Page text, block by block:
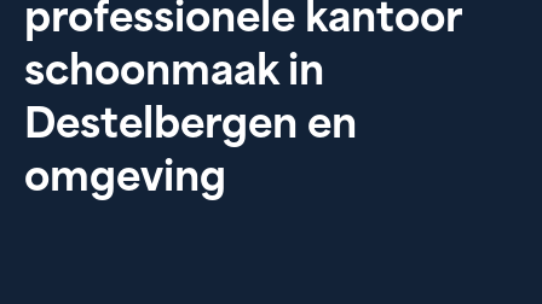
professionele kantoor
schoonmaak in
Destelbergen en
omgeving